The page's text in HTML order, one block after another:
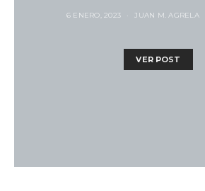
6 ENERO, 2023 JUAN M. AGRELA
VER POST